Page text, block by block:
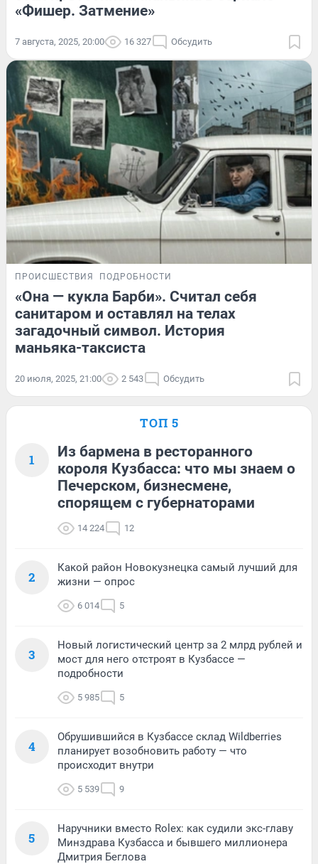
«Фишер. Затмение»
7 августа, 2025, 20:00 16 327 Обсудить
ПРОИСШЕСТВИЯ ПОДРОБНОСТИ
«Она — кукла Барби». Считал себя
санитаром и оставлял на телах
загадочный символ. История
маньяка-таксиста
20 июля, 2025, 21:00 2 543 Обсудить
ТОП 5
1
Из бармена в ресторанного
короля Кузбасса: что мы знаем о
Печерском, бизнесмене,
спорящем с губернаторами
14 224 12
2
Какой район Новокузнецка самый лучший для
жизни — опрос
6 014 5
3
Новый логистический центр за 2 млрд рублей и
мост для него отстроят в Кузбассе —
подробности
5 985 5
4
Обрушившийся в Кузбассе склад Wildberries
планирует возобновить работу — что
происходит внутри
5 539 9
5
Наручники вместо Rolex: как судили экс-главу
Минздрава Кузбасса и бывшего миллионера
Дмитрия Беглова